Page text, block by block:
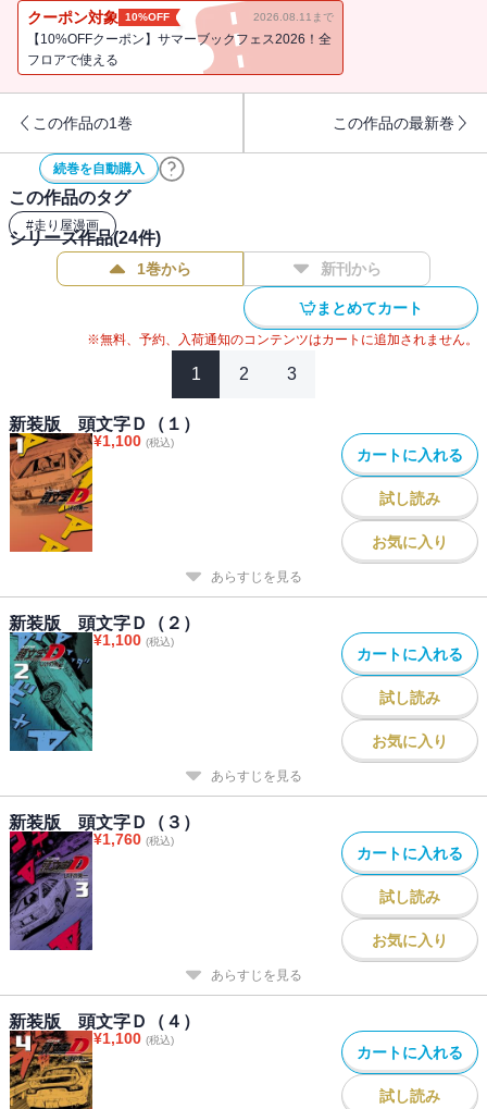
紋を呼んでいた！
一方レッドサンズの高橋涼介は、関東最速プロジェクトの実現へ、
県内チームとの交流戦を再開する。
クーポン対象 10%OFF 2026.08.11まで
【10%OFFクーポン】サマーブックフェス2026！全
フロアで使える
この作品の1巻 この作品の最新巻
続巻を自動購入
この作品のタグ
#走り屋漫画
シリーズ作品(24件)
1巻から 新刊から
まとめてカート
※無料、予約、入荷通知のコンテンツはカートに追加されません。
1 2 3
新装版 頭文字Ｄ（１）
¥1,100 (税込)
カートに入れる
試し読み
お気に入り
あらすじを見る
新装版 頭文字Ｄ（２）
¥1,100 (税込)
カートに入れる
試し読み
お気に入り
あらすじを見る
新装版 頭文字Ｄ（３）
¥1,760 (税込)
カートに入れる
試し読み
お気に入り
あらすじを見る
新装版 頭文字Ｄ（４）
¥1,100 (税込)
カートに入れる
試し読み